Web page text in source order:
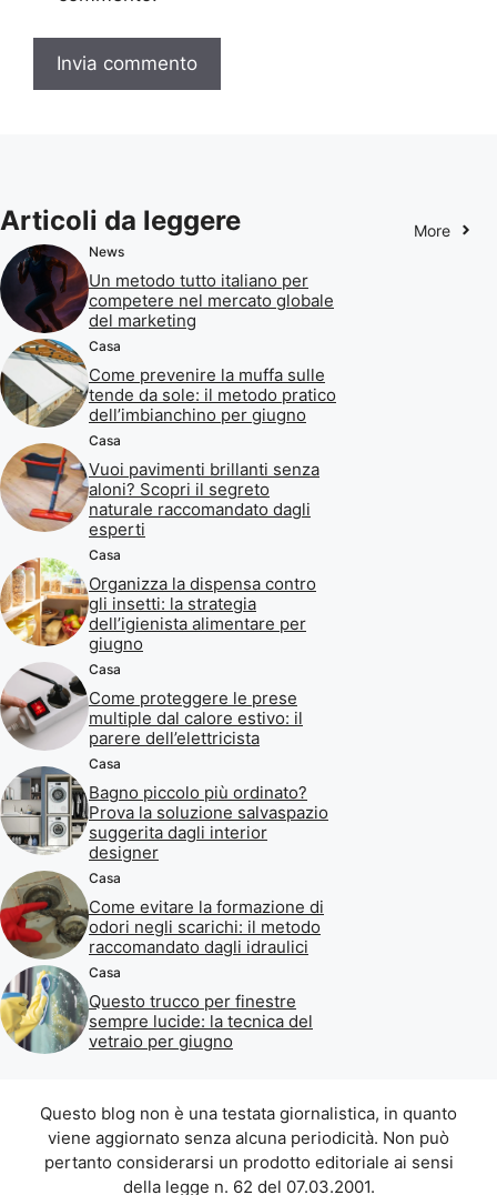
Articoli da leggere More
News
Un metodo tutto italiano per
competere nel mercato globale
del marketing
Casa
Come prevenire la muffa sulle
tende da sole: il metodo pratico
dell’imbianchino per giugno
Casa
Vuoi pavimenti brillanti senza
aloni? Scopri il segreto
naturale raccomandato dagli
esperti
Casa
Organizza la dispensa contro
gli insetti: la strategia
dell’igienista alimentare per
giugno
Casa
Come proteggere le prese
multiple dal calore estivo: il
parere dell’elettricista
Casa
Bagno piccolo più ordinato?
Prova la soluzione salvaspazio
suggerita dagli interior
designer
Casa
Come evitare la formazione di
odori negli scarichi: il metodo
raccomandato dagli idraulici
Casa
Questo trucco per finestre
sempre lucide: la tecnica del
vetraio per giugno
Questo blog non è una testata giornalistica, in quanto
viene aggiornato senza alcuna periodicità. Non può
pertanto considerarsi un prodotto editoriale ai sensi
della legge n. 62 del 07.03.2001.